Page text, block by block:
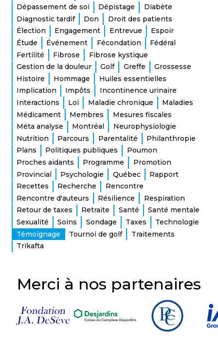
Dépassement de soi
Dépistage
Diabète
Diagnostic tardif
Don
Droit des patients
Élection
Engagement Entrevue
Espoir
Étude
Événement Fécondation
Fédéral
Fertilité
Fibrose
Fibrose kystique
Gestion de la douleur
Golf Greffe
Grossesse
Histoire
Hommage
Huiles essentielles
Implication
Impôts
Incontinence urinaire
Interactions
Loi Maladie chronique
Maladies
Médicament
Membres
Mesures fiscales
Méta analyse
Montréal
Neurophysiologie
Nutrition
Parcours Parentalité
Philanthropie
Plans
Politiques publiques
Poumon
Proches aidants
Programme
Promotion
Provincial
Psychologie Québec
Rapport
Recettes
Recherche
Rencontre
Rencontre d'auteurs
Résilience
Respiration
Retour de taxes
Retraite Santé
Santé mentale
Sexualité
Soins Sondage Taxes
Technologie
Témoignage
Tournoi de golf
Traitements
Trikafta
Merci à nos partenaires